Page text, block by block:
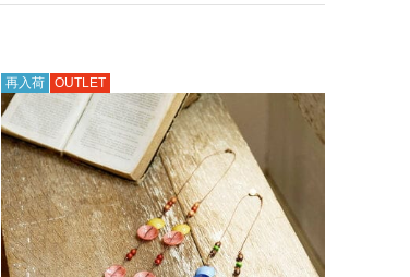
再入荷 OUTLET